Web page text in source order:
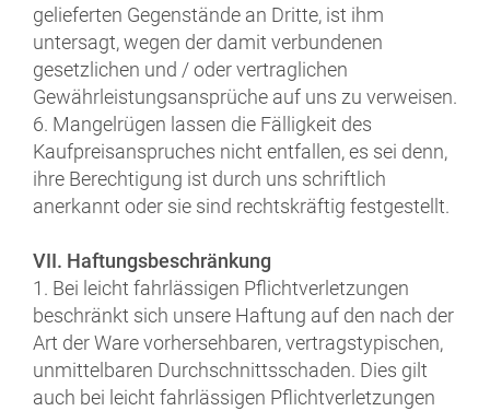
gelieferten Gegenstände an Dritte, ist ihm
untersagt, wegen der damit verbundenen
gesetzlichen und / oder vertraglichen
Gewährleistungsansprüche auf uns zu verweisen.
6. Mangelrügen lassen die Fälligkeit des
Kaufpreisanspruches nicht entfallen, es sei denn,
ihre Berechtigung ist durch uns schriftlich
anerkannt oder sie sind rechtskräftig festgestellt.
VII. Haftungsbeschränkung
1. Bei leicht fahrlässigen Pflichtverletzungen
beschränkt sich unsere Haftung auf den nach der
Art der Ware vorhersehbaren, vertragstypischen,
unmittelbaren Durchschnittsschaden. Dies gilt
auch bei leicht fahrlässigen Pflichtverletzungen